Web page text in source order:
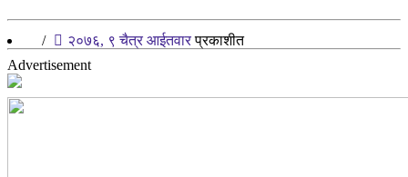
/ २०७६, ९ चैत्र आईतवारप्रकाशीत
Advertisement